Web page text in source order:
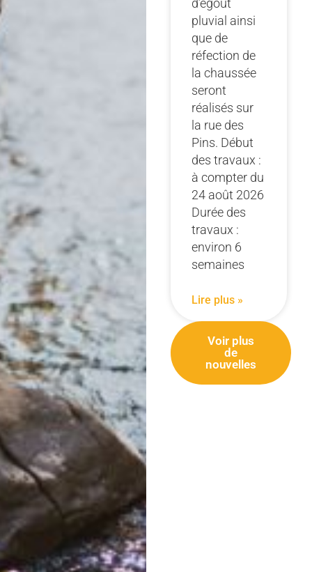
pluvial ainsi
que de
réfection de
la chaussée
seront
réalisés sur
la rue des
Pins. Début
des travaux :
à compter du
24 août 2026
Durée des
travaux :
environ 6
semaines
Lire plus »
Voir plus
de
nouvelles